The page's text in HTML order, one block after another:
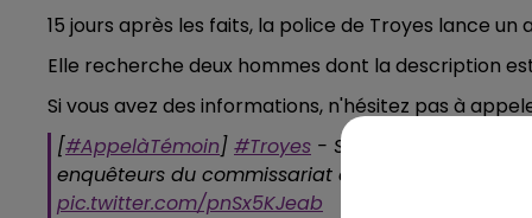
6h00 - 10h00
LA FAMILLE
15 jours après les faits, la police de Troyes lance un
Elle recherche deux hommes dont la description
Si vous avez des informations, n'hésitez pas à
[#AppelàTémoin] #Troyes - Si vous détenez
enquêteurs du commissariat de police de Troyes
pic.twitter.com/pnSx5KJeab